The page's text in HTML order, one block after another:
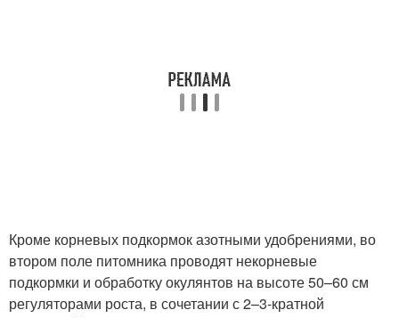
Кроме корневых подкормок азотными удобрениями, во
втором поле питомника проводят некорневые
подкормки и обработку окулянтов на высоте 50–60 см
регуляторами роста, в сочетании с 2–3-кратной